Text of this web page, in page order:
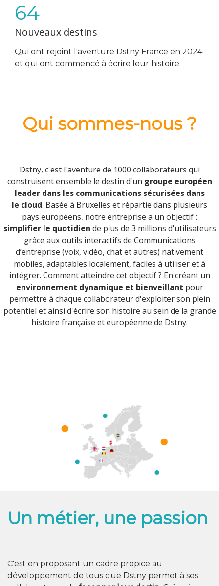
64
Nouveaux destins
Qui ont rejoint l'aventure Dstny France en 2024
et qui ont commencé à écrire leur histoire
Qui sommes-nous ?
Dstny, c'est l'aventure de 1000 collaborateurs qui
construisent ensemble le destin d'un groupe européen
leader dans les communications sécurisées dans
le cloud. Basée à Bruxelles et répartie dans plusieurs
pays européens, notre entreprise a un objectif :
simplifier le quotidien de plus de 3 millions d'utilisateurs
grâce aux outils interactifs de Communications
d’entreprise (voix, vidéo, chat et autres) nativement
mobiles, adaptables localement, faciles à utiliser et à
intégrer. Comment atteindre cet objectif ? En créant un
environnement dynamique et bienveillant pour
permettre à chaque collaborateur d'exploiter son plein
potentiel et ainsi d'écrire son histoire au sein de la grande
histoire française et européenne de Dstny.
Un métier, une passion
C'est en proposant un cadre propice au
développement de tous que Dstny permet à ses